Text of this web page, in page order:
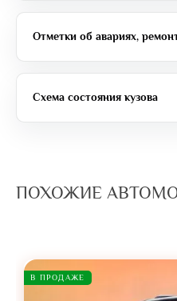
Отметки об авариях,
Схема состояния кузова
ПОХОЖИЕ
В ПРОДАЖЕ